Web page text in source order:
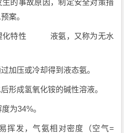
的事故原因，制定安全对策措
案。
特性 液氨，又称为无水
加压或冷却得到液态氨。
形成氢氧化铵的碱性溶液。
为34%。
挥发，气氨相对密度（空气=